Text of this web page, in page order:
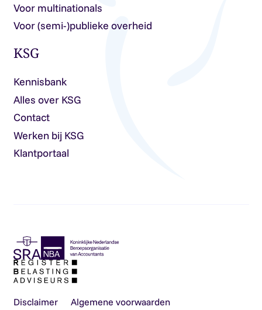
Voor multinationals
Voor (semi-)publieke overheid
KSG
Kennisbank
Alles over KSG
Contact
Werken bij KSG
Klantportaal
Disclaimer Algemene voorwaarden